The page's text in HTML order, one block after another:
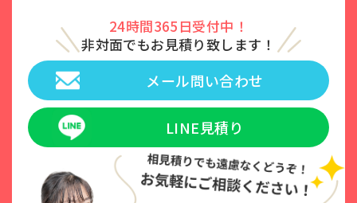
24時間365日受付中！
非対面でもお見積り致します！
メール問い合わせ
LINE見積り